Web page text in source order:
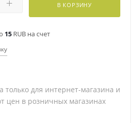
В КОРЗИНУ
15 RUB на счет
только для интернет-магазина и
цен в розничных магазинах